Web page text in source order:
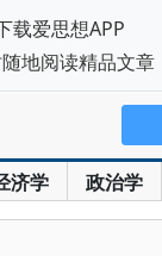
济学 政治学
载爱思想APP
地阅读精品文章